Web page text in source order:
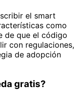
el smart
como
de que el código
con regulaciones,
de adopción
gratis?